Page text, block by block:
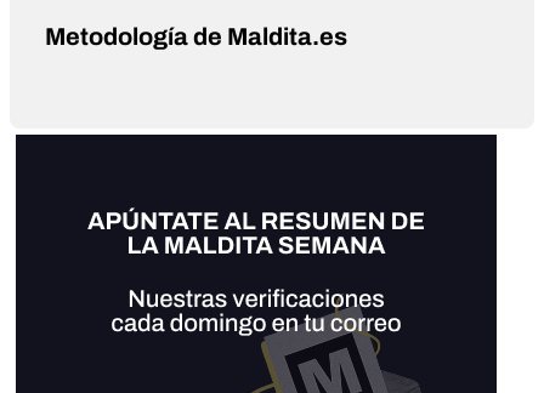
Metodología de Maldita.es